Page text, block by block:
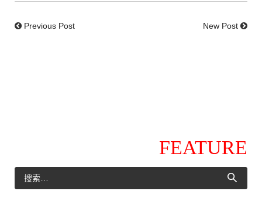
Previous Post New Post
FEATURE